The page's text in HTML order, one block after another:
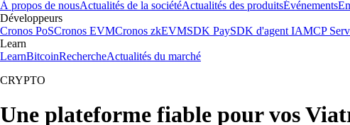
À propos de nousActualités de la sociétéActualités des produitsÉvénements
Développeurs
Cronos PoSCronos EVMCronos zkEVMSDK PaySDK d'agent IAMCP
Learn
LearnBitcoinRechercheActualités du marché
CRYPTO
Une plateforme fiable pour vos